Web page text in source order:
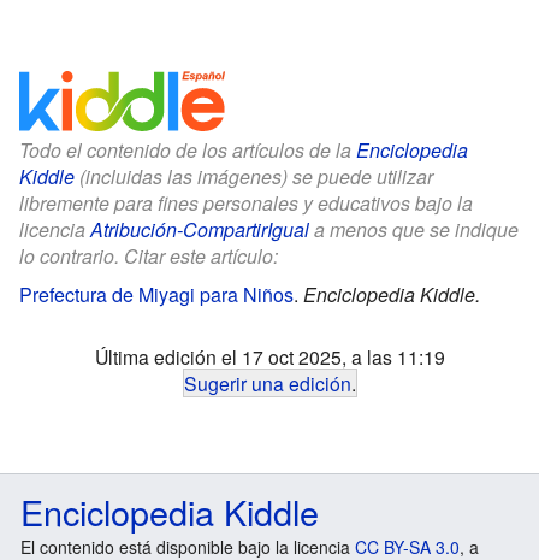
Todo el contenido de los artículos de la Enciclopedia
Kiddle (incluidas las imágenes) se puede utilizar
libremente para fines personales y educativos bajo la
licenciaAtribución-CompartirIguala menos que se indique
lo contrario. Citar este artículo:
Prefectura de Miyagi para Niños. Enciclopedia Kiddle.
Última edición el 17 oct 2025, a las 11:19
Sugerir una edición.
Enciclopedia Kiddle
El contenido está disponible bajo la licencia CC BY-SA 3.0, a